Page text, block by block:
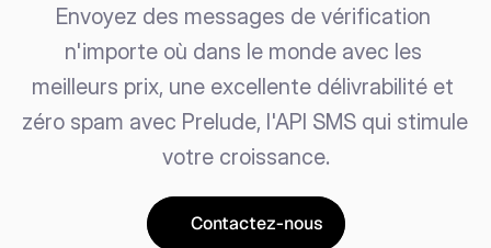
Envoyez des messages de vérification
n'importe où dans le monde avec les
meilleurs prix, une excellente délivrabilité et
zéro spam avec Prelude, l'API SMS qui stimule
votre croissance.
Contactez-nous